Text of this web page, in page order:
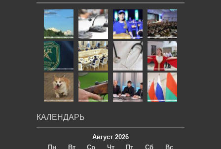
КАЛЕНДАРЬ
Август 2026
Пн
Вт Ср Чт Пт Сб
Вс